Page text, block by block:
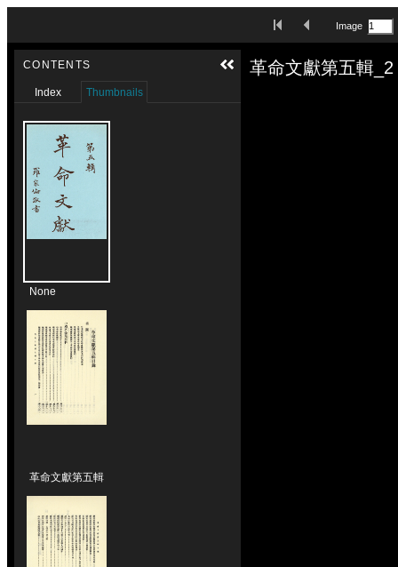
First ImagePrevious Image
Image
Media Viewer
革命文獻第五輯_2
CONTENTS
Index Thumbnails
None
革命文獻第五輯